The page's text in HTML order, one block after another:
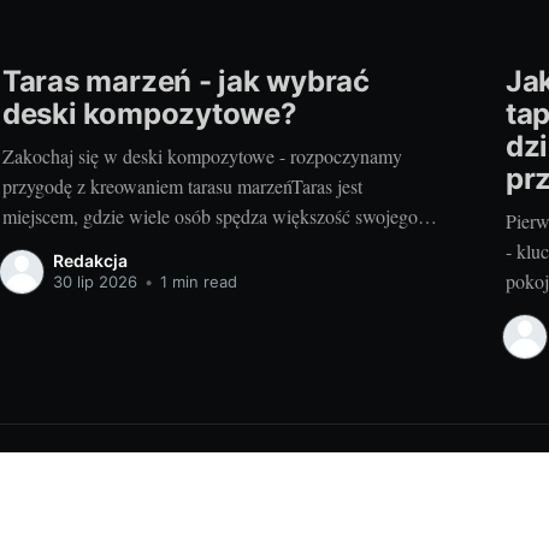
Taras marzeń - jak wybrać
deski kompozytowe?
Zakochaj się w deski kompozytowe - rozpoczynamy
przygodę z kreowaniem tarasu marzeńTaras jest
miejscem, gdzie wiele osób spędza większość swojego
wolnego czasu, zwłaszcza w okresie wiosenno-letnim.
Zarówno letnie, słoneczne dni, jak i chłodniejsze,
Redakcja
30 lip 2026 • 1 min read
-
nie
dla